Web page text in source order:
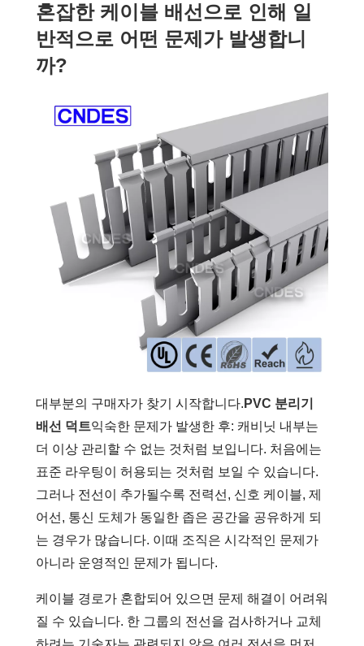
혼잡한 케이블 배선으로 인해 일
반적으로 어떤 문제가 발생합니
까?
대부분의 구매자가 찾기 시작합니다. PVC 분리기
배선 덕트익숙한 문제가 발생한 후: 캐비닛 내부는
더 이상 관리할 수 없는 것처럼 보입니다. 처음에는
표준 라우팅이 허용되는 것처럼 보일 수 있습니다.
그러나 전선이 추가될수록 전력선, 신호 케이블, 제
어선, 통신 도체가 동일한 좁은 공간을 공유하게 되
는 경우가 많습니다. 이때 조직은 시각적인 문제가
아니라 운영적인 문제가 됩니다.
케이블 경로가 혼합되어 있으면 문제 해결이 어려워
질 수 있습니다. 한 그룹의 전선을 검사하거나 교체